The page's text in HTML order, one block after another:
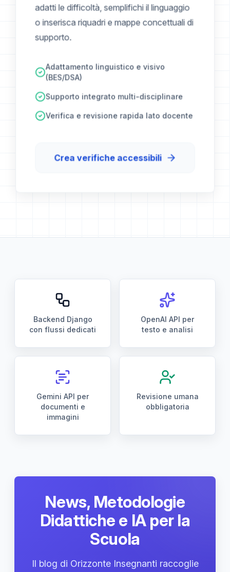
adatti le difficoltà, semplifichi il linguaggio
o inserisca riquadri e mappe concettuali di
supporto.
Adattamento linguistico e visivo
(BES/DSA)
Supporto integrato multi-disciplinare
Verifica e revisione rapida lato docente
Crea verifiche accessibili
Backend Django
con flussi dedicati
OpenAI API per
testo e analisi
Gemini API per
documenti e
immagini
Revisione umana
obbligatoria
News, Metodologie
Didattiche e IA per la
Scuola
Il blog di Orizzonte Insegnanti raccoglie